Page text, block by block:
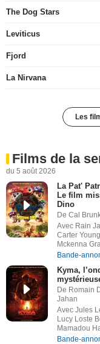
The Dog Stars
Leviticus
Fjord
La Nirvana
Les
Films de la
du 5 août 2026
La Pat'
Le film
Dino
De Cal
Avec Rain
Carter Young,
Mckenna
Bande-
Kyma,
De Romain
Jahan
Avec Jules
Lucy Loste
Mamadou
Bande-